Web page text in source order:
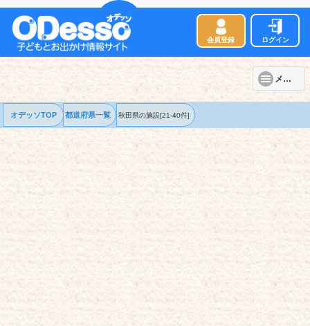
会員登録 ログイン
メニュー
オデッソTOP 都道府県一覧 秋田県の施設[21-40件]